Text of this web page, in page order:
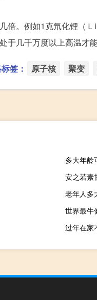
。例如1克氘化锂（Ｌ
几千万度以上高温才
签： 原子核 聚变
多大年龄
安之若素
老年人多
世界最牛
过年在家